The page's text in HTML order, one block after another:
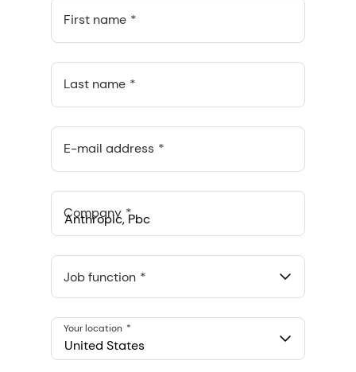
First name
Last name
E-mail address
Company
548 Market St Pmb 90375, San Francisco, California, US
Job function
United States
Your location